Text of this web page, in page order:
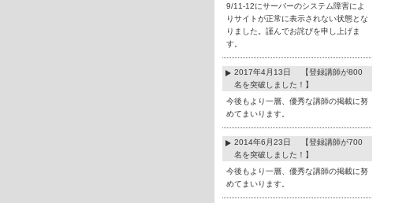
9/11-12にサーバーのシステム障害によ
りサイトが正常に表示されない状態とな
りました。謹んでお詫びを申し上げま
す。
2017年4月13日 【登録講師が800
名を突破しました！】
今後もより一層、優秀な講師の掲載に努
めてまいります。
2014年6月23日 【登録講師が700
名を突破しました！】
今後もより一層、優秀な講師の掲載に努
めてまいります。